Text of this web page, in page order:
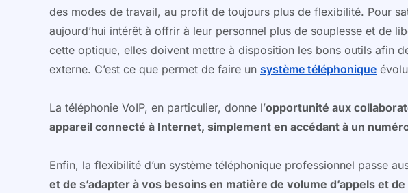
des modes de travail, au profit de toujours plus de flexibilité. Pour
aujourd’hui intérêt à offrir à leur personnel plus de souplesse et de
cette optique, elles doivent mettre à disposition les bons outils afin
externe. C’est ce que permet de faire un système téléphonique
La téléphonie VoIP, en particulier, donne l’opportunité aux
appareil connecté à Internet, simplement en accédant à un
Enfin, la flexibilité d’un système téléphonique professionnel passe
et de s’adapter à vos besoins en matière de volume d’appels et